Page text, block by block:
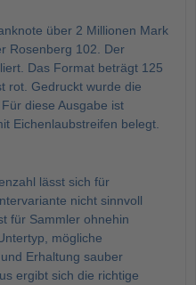
über 2 Millionen Mark
Rosenberg 102. Der
Das Format beträgt 125
rot. Gedruckt wurde die
diese Ausgabe ist
Eichenlaubstreifen belegt.
lässt sich für
nicht sinnvoll
für Sammler ohnehin
mögliche
Erhaltung sauber
ergibt sich die richtige